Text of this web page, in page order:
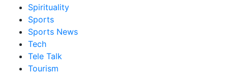
Spirituality
Sports
Sports News
Tech
Tele Talk
Tourism